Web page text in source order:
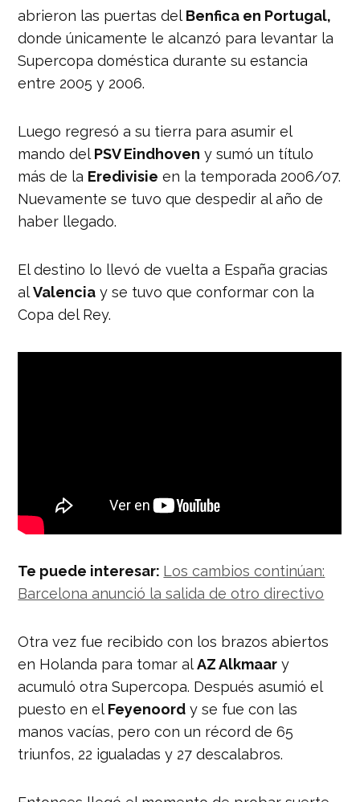
abrieron las puertas del Benfica en Portugal,
donde únicamente le alcanzó para levantar la
Supercopa doméstica durante su estancia
entre 2005 y 2006.
Luego regresó a su tierra para asumir el
mando del PSV Eindhoven y sumó un título
más de la Eredivisie en la temporada 2006/07.
Nuevamente se tuvo que despedir al año de
haber llegado.
El destino lo llevó de vuelta a España gracias
alValencia y se tuvo que conformar con la
Copa del Rey.
Te puede interesar: Los cambios continúan:
Barcelona anunció la salida de otro directivo
Otra vez fue recibido con los brazos abiertos
en Holanda para tomar alAZ Alkmaar y
acumuló otra Supercopa. Después asumió el
puesto en el Feyenoord y se fue con las
manos vacías, pero con un récord de 65
triunfos, 22 igualadas y 27 descalabros.